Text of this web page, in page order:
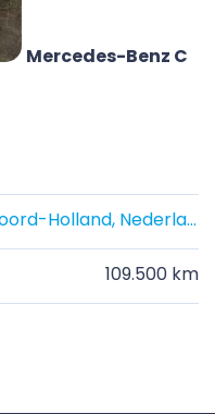
Mercedes-Benz C
Amsterdam, Noord-Holland, Nederland
109.500 km